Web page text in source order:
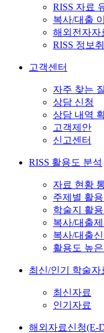
RISS 자료
복사/대출
해외전자자
RISS 정보
고객센터
자주 찾는
상담 신청
상담 내역
고객제안
신고센터
RISS 활용도 분석
자료 현황
주제별 활
학술지 활
복사/대출
복사/대출
활용도 높은
최신/인기 학술자
최신자료
인기자료
해외자료신청(E-